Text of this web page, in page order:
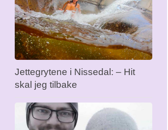
Jettegrytene i Nissedal: – Hit
skal jeg tilbake